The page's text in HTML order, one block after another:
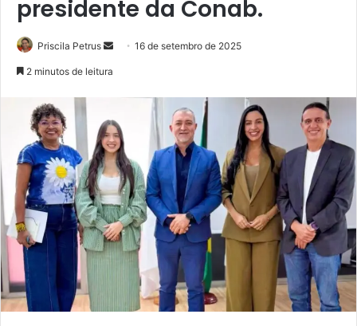
presidente da Conab.
Priscila Petrus
e
u
m
e
-
m
a
16 de setembro de 2025
2 minutos de leitura